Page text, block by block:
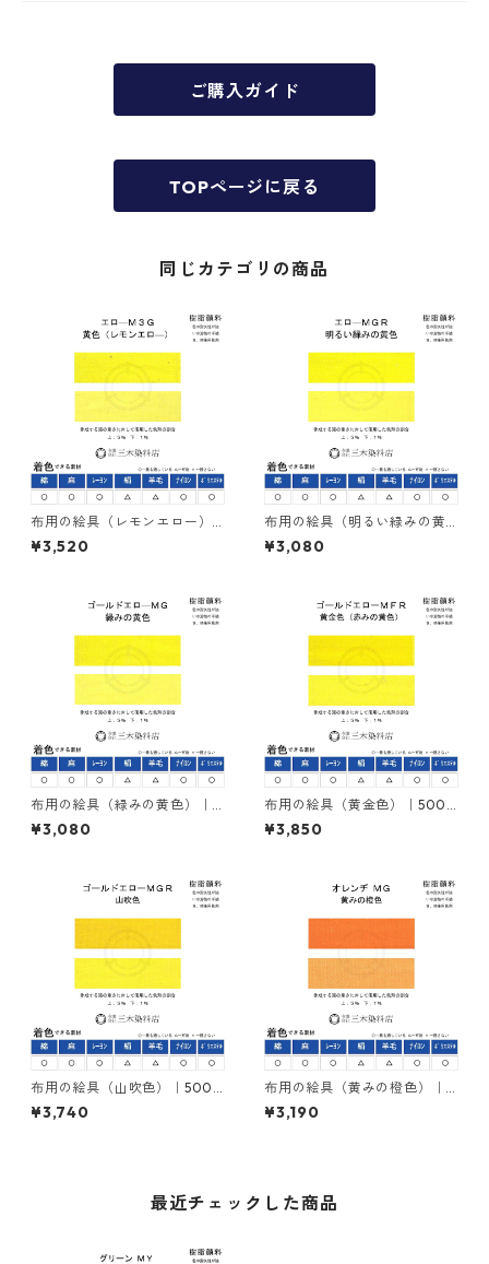
ご購入ガイド
TOPページに戻る
同じカテゴリの商品
布用の絵具（レモンエロー）
｜500g｜ネオカラーエローＭ
３Ｇ｜樹脂顔料(ピグメントレ
¥3,520
布用の絵具（明るい緑みの黄
色）｜500g｜ネオカラーエロ
ーＭＧＲ｜樹脂顔料(ピグメン
¥3,080
布用の絵具（緑みの黄色）｜5
00g｜ネオカラーゴールドエ
ローＭＧ｜樹脂顔料(ピグメン
¥3,080
布用の絵具（黄金色）｜500g
｜ネオカラーゴールドエロー
ＭＦＲ｜樹脂顔料(ピグメント
¥3,850
布用の絵具（山吹色）｜500g
｜ネオカラーゴールドエロー
ＭＧＲ｜樹脂顔料(ピグメント
¥3,740
布用の絵具（黄みの橙色）｜5
00g｜ネオカラーオレンヂＭ
Ｇ｜樹脂顔料(ピグメントレジ
¥3,190
最近チェックした商品